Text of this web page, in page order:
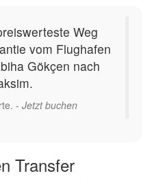
Weg
vom Flughafen
Gökçen nach
- Jetzt buchen
Transfer